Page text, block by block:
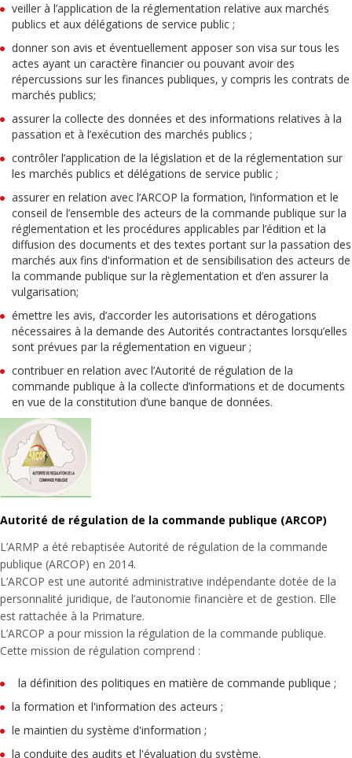
veiller à l’application de la réglementation relative aux marchés
publics et aux délégations de service public ;
donner son avis et éventuellement apposer son visa sur tous les
actes ayant un caractère financier ou pouvant avoir des
répercussions sur les finances publiques, y compris les contrats de
marchés publics;
assurer la collecte des données et des informations relatives à la
passation et à l’exécution des marchés publics ;
contrôler l’application de la législation et de la réglementation sur
les marchés publics et délégations de service public ;
assurer en relation avec l’ARCOP la formation, l’information et le
conseil de l’ensemble des acteurs de la commande publique sur la
réglementation et les procédures applicables par l’édition et la
diffusion des documents et des textes portant sur la passation des
marchés aux fins d'information et de sensibilisation des acteurs de
la commande publique sur la règlementation et d’en assurer la
vulgarisation;
émettre les avis, d’accorder les autorisations et dérogations
nécessaires à la demande des Autorités contractantes lorsqu’elles
sont prévues par la réglementation en vigueur ;
contribuer en relation avec l’Autorité de régulation de la
commande publique à la collecte d’informations et de documents
en vue de la constitution d’une banque de données.
Autorité de régulation de la commande publique (ARCOP)
L’ARMP a été rebaptisée Autorité de régulation de la commande
publique (ARCOP) en 2014.
L’ARCOP est une autorité administrative indépendante dotée de la
personnalité juridique, de l’autonomie financière et de gestion. Elle
est rattachée à la Primature.
L’ARCOP a pour mission la régulation de la commande publique.
Cette mission de régulation comprend :
la définition des politiques en matière de commande publique ;
la formation et l'information des acteurs ;
le maintien du système d'information ;
la conduite des audits et l'évaluation du système.